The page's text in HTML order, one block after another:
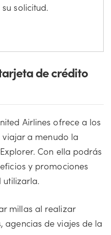
solicitud.
de crédito
Airlines ofrece a los
a menudo la
Con ella podrás
y promociones
utilizarla.
millas al realizar
agencias de viajes de la